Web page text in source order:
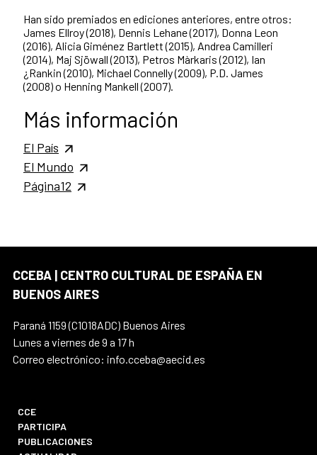
Han sido premiados en ediciones anteriores, entre otros:
James Ellroy (2018), Dennis Lehane (2017), Donna Leon
(2016), Alicia Giménez Bartlett (2015), Andrea Camilleri
(2014), Maj Sjöwall (2013), Petros Màrkaris (2012), Ian
¿Rankin (2010), Michael Connelly (2009), P.D. James
(2008) o Henning Mankell (2007).
Más información
El País
El Mundo
Página12
CCEBA | CENTRO CULTURAL DE ESPAÑA EN
BUENOS AIRES
Paraná 1159 (C1018ADC) Buenos Aires
Lunes a viernes de 9 a 17 h
Correo electrónico: info.cceba@aecid.es
CCE
PARTICIPA
PUBLICACIONES